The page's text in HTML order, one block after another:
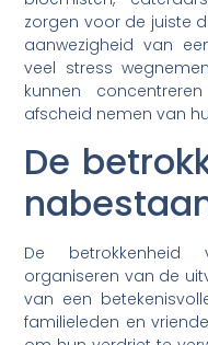
zorgen voor de juiste
aanwezigheid van
veel stress
kunnen
afscheid nemen van
De
De
organiseren van de
van een
familieleden en